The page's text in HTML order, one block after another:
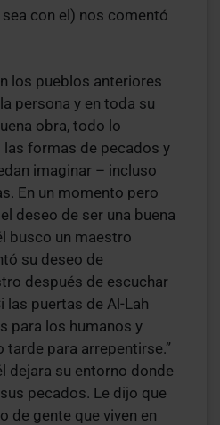
con el) nos comentó
los pueblos anteriores
persona y en toda su
obra, todo lo
formas de pecados y
imaginar – incluso
En un momento pero
deseo de ser una buena
busco un maestro
su deseo de
después de escuchar
las puertas de Al-Lah
para los humanos y
tarde para arrepentirse.”
dejara su entorno donde
pecados. Le dijo que
de gente que viven en